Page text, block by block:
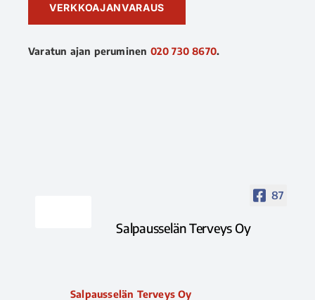
VERKKOAJANVARAUS
Varatun ajan peruminen 020 730 8670.
87
Salpausselän Terveys Oy
Salpausselän Terveys Oy